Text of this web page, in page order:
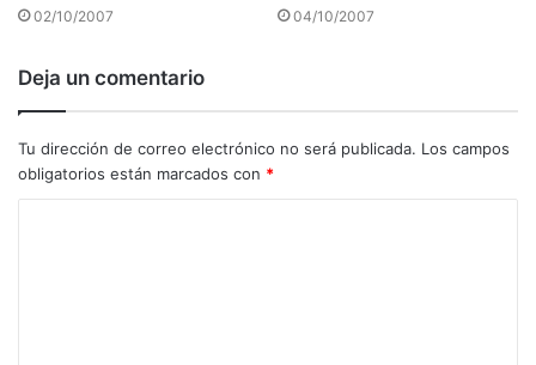
02/10/2007 04/10/2007
Deja un comentario
Tu dirección de correo electrónico no será publicada. Los campos
obligatorios están marcados con *